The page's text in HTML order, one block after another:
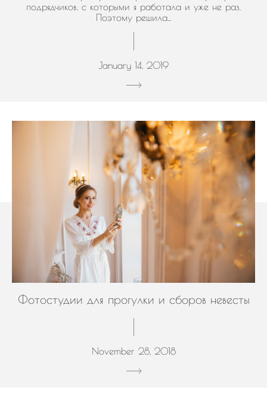
подрядчиков, с которыми я работала и уже не раз.
Поэтому решила...
January 14, 2019
Фотостудии для прогулки и сборов невесты
November 28, 2018